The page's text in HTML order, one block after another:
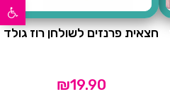
פתח סרגל נגישות
חצאית פרנזים לשולחן רוז גולד
₪19.90